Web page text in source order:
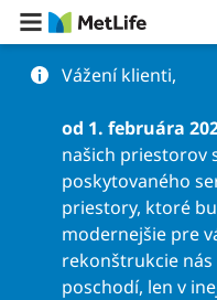
Preskočiť na obsah
Vážení klienti,
od 1. februára
našich priestorov
poskytovaného
priestory, ktoré
modernejšie pre
rekonštrukcie
poschodí, len v